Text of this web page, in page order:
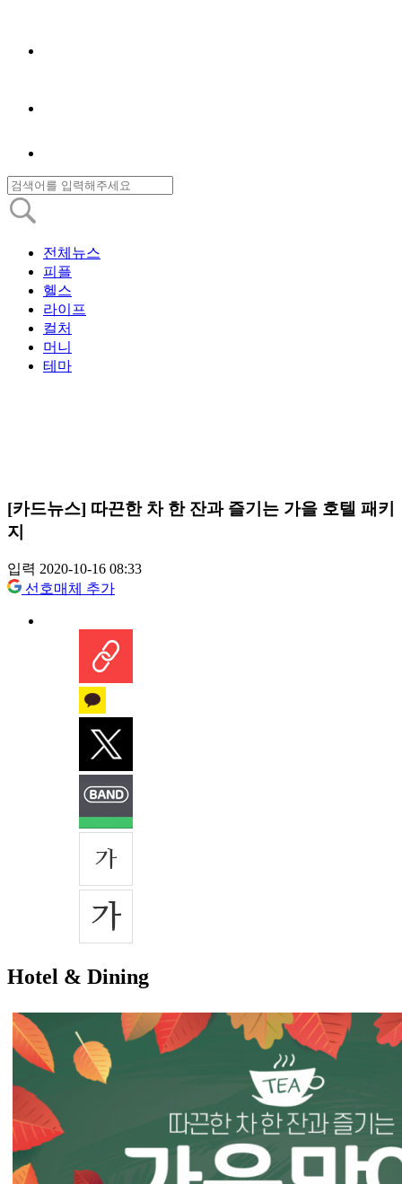
전체뉴스
피플
헬스
라이프
컬처
머니
테마
[카드뉴스] 따끈한 차 한 잔과 즐기는 가을 호텔 패키
지
입력 2020-10-16 08:33
선호매체 추가
Hotel & Dining